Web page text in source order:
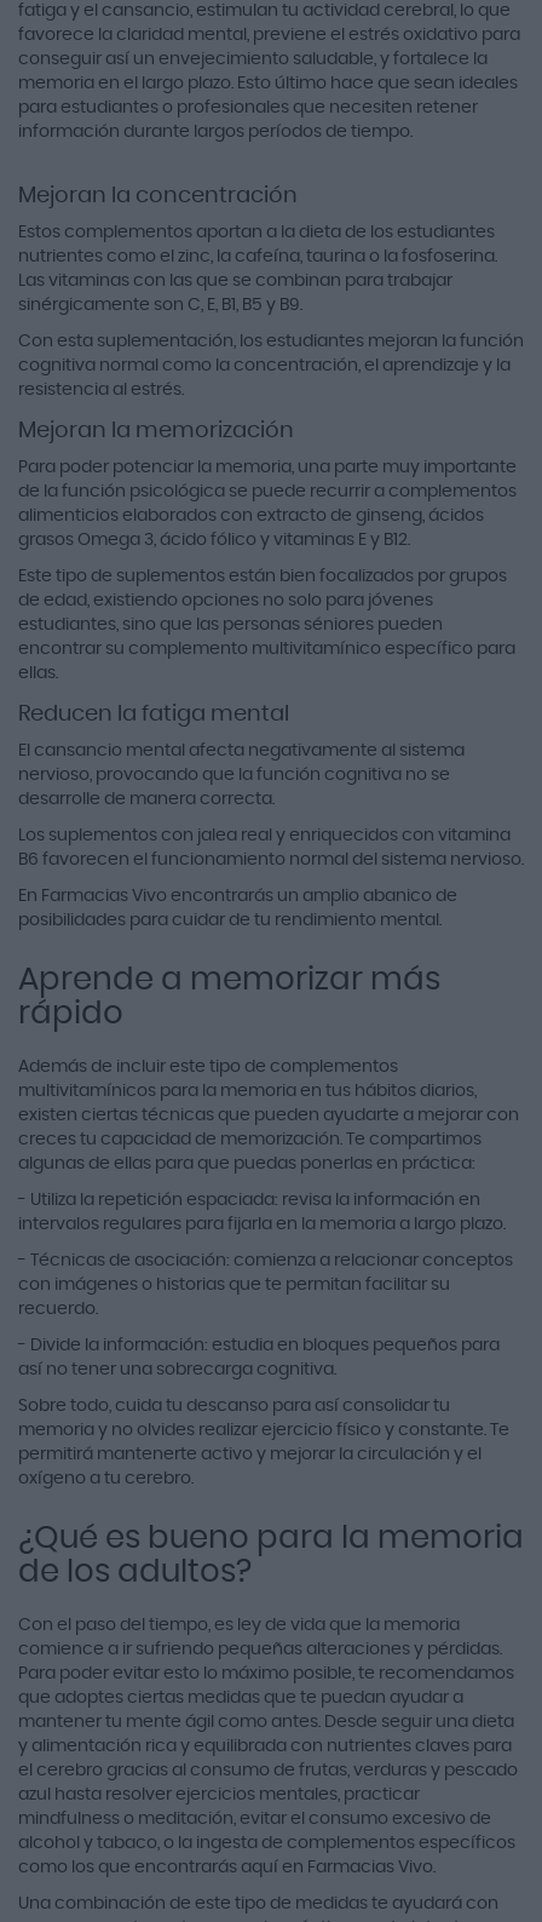
fatiga y el cansancio, estimulan tu actividad cerebral, lo que
favorece la claridad mental, previene el estrés oxidativo para
conseguir así un envejecimiento saludable, y fortalece la
memoria en el largo plazo. Esto último hace que sean ideales
para estudiantes o profesionales que necesiten retener
información durante largos períodos de tiempo.
Mejoran la concentración
Estos complementos aportan a la dieta de los estudiantes
nutrientes como el zinc, la cafeína, taurina o la fosfoserina.
Las vitaminas con las que se combinan para trabajar
sinérgicamente son C, E, B1, B5 y B9.
Con esta suplementación, los estudiantes mejoran la función
cognitiva normal como la concentración, el aprendizaje y la
resistencia al estrés.
Mejoran la memorización
Para poder potenciar la memoria, una parte muy importante
de la función psicológica se puede recurrir a complementos
alimenticios elaborados con extracto de ginseng, ácidos
grasos Omega 3, ácido fólico y vitaminas E y B12.
Este tipo de suplementos están bien focalizados por grupos
de edad, existiendo opciones no solo para jóvenes
estudiantes, sino que las personas séniores pueden
encontrar su complemento multivitamínico específico para
ellas.
Reducen la fatiga mental
El cansancio mental afecta negativamente al sistema
nervioso, provocando que la función cognitiva no se
desarrolle de manera correcta.
Los suplementos con jalea real y enriquecidos con vitamina
B6 favorecen el funcionamiento normal del sistema nervioso.
En Farmacias Vivo encontrarás un amplio abanico de
posibilidades para cuidar de tu rendimiento mental.
Aprende a memorizar más
rápido
Además de incluir este tipo de complementos
multivitamínicos para la memoria en tus hábitos diarios,
existen ciertas técnicas que pueden ayudarte a mejorar con
creces tu capacidad de memorización. Te compartimos
algunas de ellas para que puedas ponerlas en práctica:
- Utiliza la repetición espaciada: revisa la información en
intervalos regulares para fijarla en la memoria a largo plazo.
- Técnicas de asociación: comienza a relacionar conceptos
con imágenes o historias que te permitan facilitar su
recuerdo.
- Divide la información: estudia en bloques pequeños para
así no tener una sobrecarga cognitiva.
Sobre todo, cuida tu descanso para así consolidar tu
memoria y no olvides realizar ejercicio físico y constante. Te
permitirá mantenerte activo y mejorar la circulación y el
oxígeno a tu cerebro.
¿Qué es bueno para la memoria
de los adultos?
Con el paso del tiempo, es ley de vida que la memoria
comience a ir sufriendo pequeñas alteraciones y pérdidas.
Para poder evitar esto lo máximo posible, te recomendamos
que adoptes ciertas medidas que te puedan ayudar a
mantener tu mente ágil como antes. Desde seguir una dieta
y alimentación rica y equilibrada con nutrientes claves para
el cerebro gracias al consumo de frutas, verduras y pescado
azul hasta resolver ejercicios mentales, practicar
mindfulness o meditación, evitar el consumo excesivo de
alcohol y tabaco, o la ingesta de complementos específicos
como los que encontrarás aquí en Farmacias Vivo.
Una combinación de este tipo de medidas te ayudará con